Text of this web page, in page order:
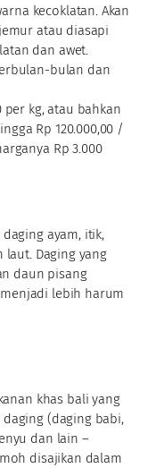
kecoklatan. Akan
atau diasapi
dan awet.
bulan dan
per kg, atau bahkan
Rp 120.000,00 /
Rp 3.000
ayam, itik,
laut. Daging yang
daun pisang
lebih harum
khas bali yang
(daging babi,
dan lain –
disajikan dalam